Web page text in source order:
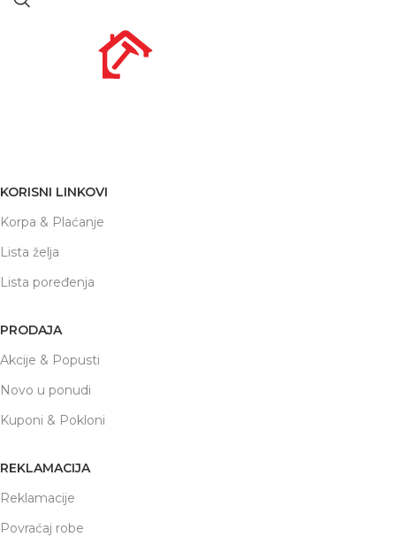
KORISNI LINKOVI
Korpa & Plaćanje
Lista želja
Lista poređenja
PRODAJA
Akcije & Popusti
Novo u ponudi
Kuponi & Pokloni
REKLAMACIJA
Reklamacije
Povraćaj robe